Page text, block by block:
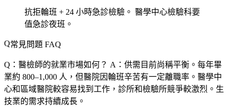
抗拒輪班 + 24 小時急診檢驗。 醫學中心檢驗科要
值急診夜班。
常見問題 FAQ
Q：醫檢師的就業市場如何？ A：供需目前尚稱平衡。每年畢
業約 800–1,000 人，但醫院因輪班辛苦有一定離職率。醫學中
心和區域醫院較容易找到工作，診所和檢驗所競爭較激烈。生
技業的需求持續成長。